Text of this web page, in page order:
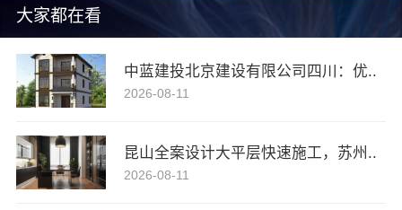
大家都在看
中蓝建投北京建设有限公司四川：优..
2026-08-11
昆山全案设计大平层快速施工，苏州..
2026-08-11